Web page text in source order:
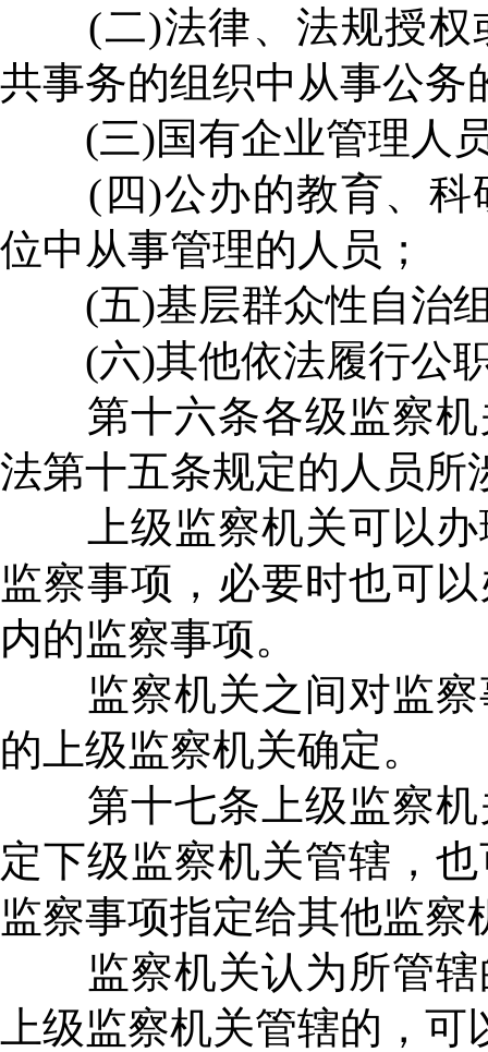
(二)法律、法规授权
共事务的组织中从事公务
(三)国有企业管理人
(四)公办的教育、科
位中从事管理的人员；
(五)基层群众性自治组
(六)其他依法履行公
第十六条各级监察机
法第十五条规定的人员所
上级监察机关可以办
监察事项，必要时也可
内的监察事项。
监察机关之间对监察
的上级监察机关确定。
第十七条上级监察机
定下级监察机关管辖，
监察事项指定给其他监察
监察机关认为所管辖
上级监察机关管辖的，